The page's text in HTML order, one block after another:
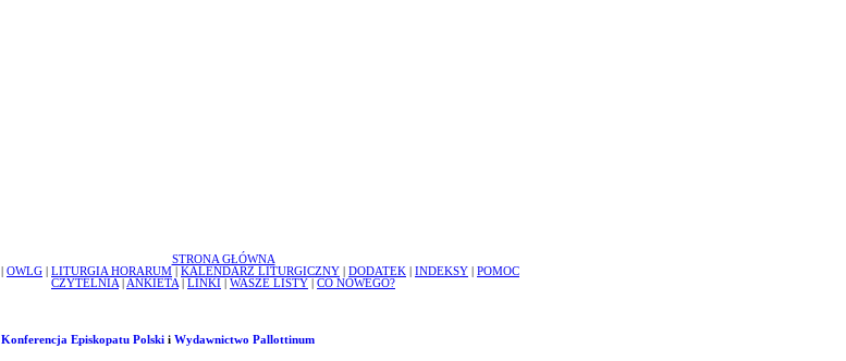
STRONA GŁÓWNA
OWLG LITURGIA HORARUM KALENDARZ LITURGICZNY DODATEK INDEKSY
POMOC
CZYTELNIA
ANKIETA LINKI WASZE LISTY CO NOWEGO?
Konferencja Episkopatu Polskii Wydawnictwo Pallottinum